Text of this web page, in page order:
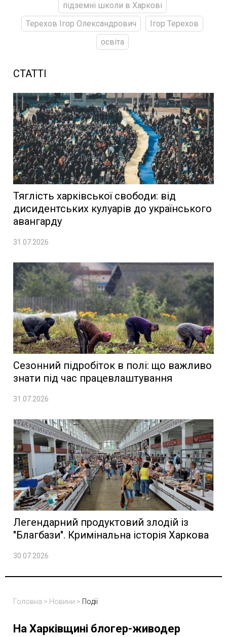
підземні школи в Харкові
Терехов Ігор Олександрович
Ігор Терехов
освіта
СТАТТІ
Тяглість харківської свободи: від
дисидентських кулуарів до українського
авангарду
31.07.2026
Сезонний підробіток в полі: що важливо
знати під час працевлаштування
31.07.2026
Легендарний продуктовий злодій із
"Благбази". Кримінальна історія Харкова
30.07.2026
Головна > Новини > Події
На Харківщині блогер-живодер